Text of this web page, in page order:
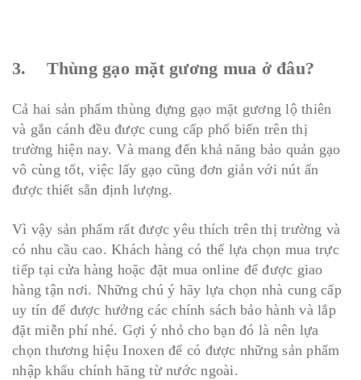
3. Thùng gạo mặt gương mua ở đâu?
Cả hai sản phẩm thùng đựng gạo mặt gương lộ thiên
và gắn cánh đều được cung cấp phổ biến trên thị
trường hiện nay. Và mang đến khả năng bảo quản gạo
vô cùng tốt, việc lấy gạo cũng đơn giản với nút ấn
được thiết sẵn định lượng.
Vì vậy sản phẩm rất được yêu thích trên thị trường và
có nhu cầu cao. Khách hàng có thể lựa chọn mua trực
tiếp tại cửa hàng hoặc đặt mua online để được giao
hàng tận nơi. Những chú ý hãy lựa chọn nhà cung cấp
uy tín để được hưởng các chính sách bảo hành và lắp
đặt miễn phí nhé. Gợi ý nhỏ cho bạn đó là nên lựa
chọn thương hiệu Inoxen để có được những sản phẩm
nhập khẩu chính hãng từ nước ngoài.